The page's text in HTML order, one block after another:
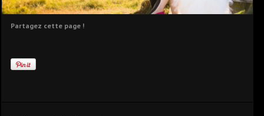
Partagez cette page !